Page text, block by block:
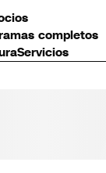
completos
Servicios